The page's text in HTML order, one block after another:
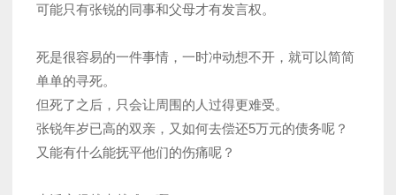
可能只有张锐的同事和父母才有发言权。
死是很容易的一件事情，一时冲动想不开，就可以简简
单单的寻死。
但死了之后，只会让周围的人过得更难受。
张锐年岁已高的双亲，又如何去偿还5万元的债务呢？
又能有什么能抚平他们的伤痛呢？